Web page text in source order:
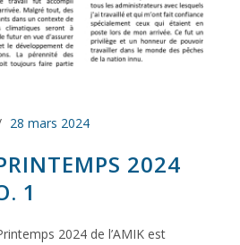
28 mars 2024
2024
1
2024 de l’AMIK est